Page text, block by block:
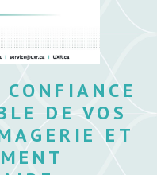
DE VOS
ET